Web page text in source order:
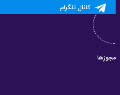
کانال تلگرام
مجوزها